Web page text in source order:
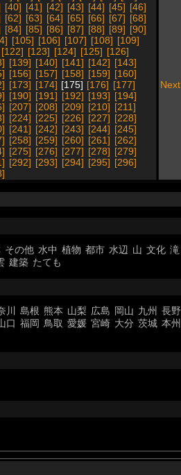
[40] [41] [42] [43] [44] [45] [46]
[62] [63] [64] [65] [66] [67] [68]
[84] [85] [86] [87] [88] [89] [90]
[105] [106] [107] [108] [109]
[122] [123] [124] [125] [126]
[139] [140] [141] [142] [143]
[156] [157] [158] [159] [160]
[173] [174] [175] [176] [177]
[190] [191] [192] [193] [194]
[207] [208] [209] [210] [211]
[224] [225] [226] [227] [228]
[241] [242] [243] [244] [245]
[258] [259] [260] [261] [262]
[275] [276] [277] [278] [279]
[292] [293] [294] [295] [296]
Next
その他 水中 植物 都市 水辺 山 文化 滝
建築 たても
川 島根 熊本 山梨 広島 岡山 九州 長野
口 福岡 鳥取 愛媛 宮崎 大分 茨城 本州